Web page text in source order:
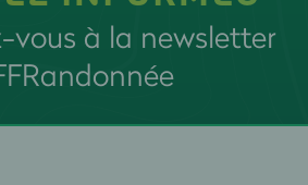
vous à la newsletter